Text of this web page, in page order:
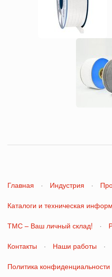
Главная · Индустрия ·
Каталоги и техническая
ТМС – Ваш личный склад! ·
Контакты · Наши работы ·
Политика конфиденциальности